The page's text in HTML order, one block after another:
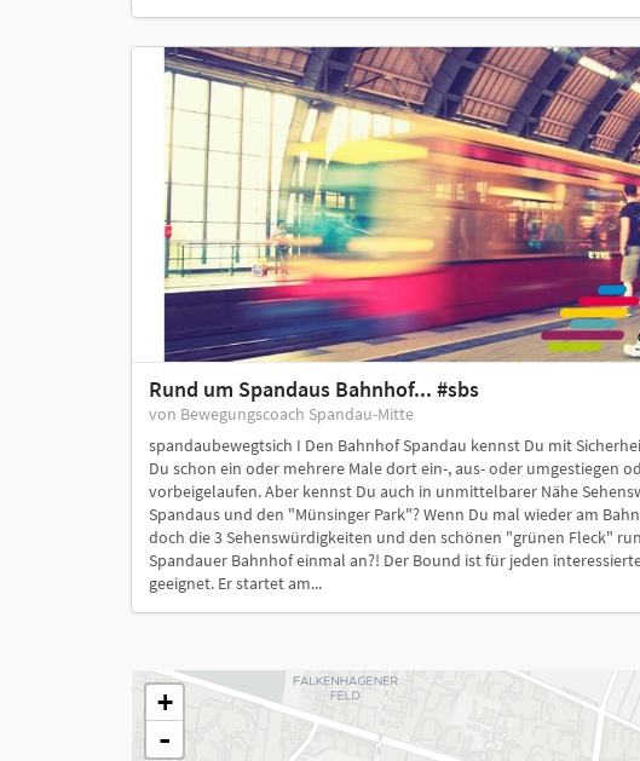
Rund um Spandaus Bahnhof... #sbs
von Bewegungscoach Spandau-Mitte
spandaubewegtsich I Den Bahnhof Spandau kennst Du mit
Du schon ein oder mehrere Male dort ein-, aus- oder umgestiegen
vorbeigelaufen. Aber kennst Du auch in unmittelbarer Nähe
Spandaus und den "Münsinger Park"? Wenn Du mal wieder am
doch die 3 Sehenswürdigkeiten und den schönen "grünen Fleck"
Spandauer Bahnhof einmal an?! Der Bound ist für jeden
geeignet. Er startet am...
+
-